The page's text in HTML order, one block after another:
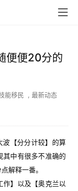
便便20分的
能移民 , 最新动态
【分分计较】的算
其中有很多不准确的
解释一番。
作】以及【奥克兰以